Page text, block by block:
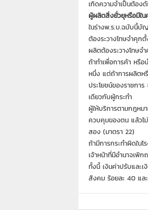
เกิดความจำเป็นต้อง
ผู้ผลิตสิ่งยั่วยุหรือมีใ
ในร่างพ.ร.บ.ฉบับนี้บั
ต้องระวางโทษจำคุ
ผลิตต้องระวางโทษ
ถ้าทำเพื่อการค้า หรือ
หนึ่ง แต่ถ้าการผลิตห
ประโยชน์ของราชกา
เดียวกับผู้กระทำ
ผู้ให้บริการตามกฎหม
ควบคุมของตน แล้วไ
สอง (มาตรา 22)
ถ้ามีการกระทำผิดใน
เจ้าหน้าที่มีอำนาจเพิ
ทั้งนี้ เงินค่าปรับและ
สังคม ร้อยละ 40 แล